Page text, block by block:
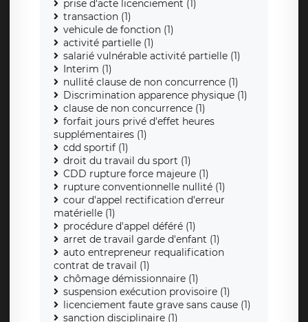
prise d'acte licenciement (1)
transaction (1)
vehicule de fonction (1)
activité partielle (1)
salarié vulnérable activité partielle (1)
Interim (1)
nullité clause de non concurrence (1)
Discrimination apparence physique (1)
clause de non concurrence (1)
forfait jours privé d'effet heures
supplémentaires (1)
cdd sportif (1)
droit du travail du sport (1)
CDD rupture force majeure (1)
rupture conventionnelle nullité (1)
cour d'appel rectification d'erreur
matérielle (1)
procédure d'appel déféré (1)
arret de travail garde d'enfant (1)
auto entrepreneur requalification
contrat de travail (1)
chômage démissionnaire (1)
suspension exécution provisoire (1)
licenciement faute grave sans cause (1)
sanction disciplinaire (1)